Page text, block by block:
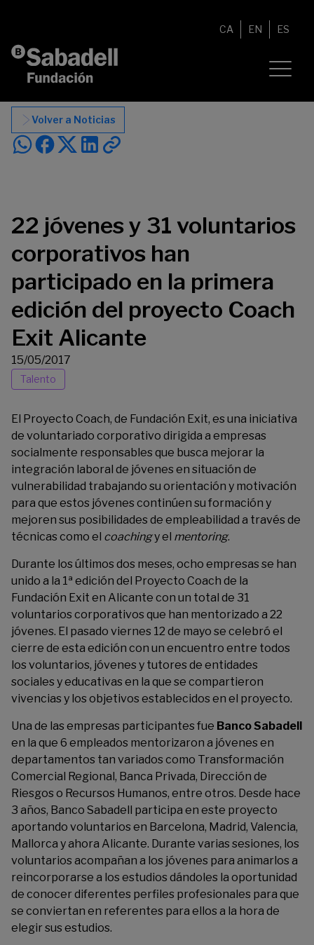
CA EN ES
Volver a Noticias
22 jóvenes y 31 voluntarios
corporativos han
participado en la primera
edición del proyecto Coach
Exit Alicante
15/05/2017
Talento
El Proyecto Coach, de Fundación Exit, es una iniciativa
de voluntariado corporativo dirigida a empresas
socialmente responsables que busca mejorar la
integración laboral de jóvenes en situación de
vulnerabilidad trabajando su orientación y motivación
para que estos jóvenes continúen su formación y
mejoren sus posibilidades de empleabilidad a través de
técnicas como el coachingy el mentoring.
Durante los últimos dos meses, ocho empresas se han
unido a la 1ª edición del Proyecto Coach de la
Fundación Exit en Alicante con un total de 31
voluntarios corporativos que han mentorizado a 22
jóvenes. El pasado viernes 12 de mayo se celebró el
cierre de esta edición con un encuentro entre todos
los voluntarios, jóvenes y tutores de entidades
sociales y educativas en la que se compartieron
vivencias y los objetivos establecidos en el proyecto.
Una de las empresas participantes fue Banco Sabadell
en la que 6 empleados mentorizaron a jóvenes en
departamentos tan variados como Transformación
Comercial Regional, Banca Privada, Dirección de
Riesgos o Recursos Humanos, entre otros. Desde hace
3 años, Banco Sabadell participa en este proyecto
aportando voluntarios en Barcelona, Madrid, Valencia,
Mallorca y ahora Alicante. Durante varias sesiones, los
voluntarios acompañan a los jóvenes para animarlos a
reincorporarse a los estudios dándoles la oportunidad
de conocer diferentes perfiles profesionales para que
se conviertan en referentes para ellos a la hora de
elegir sus estudios.